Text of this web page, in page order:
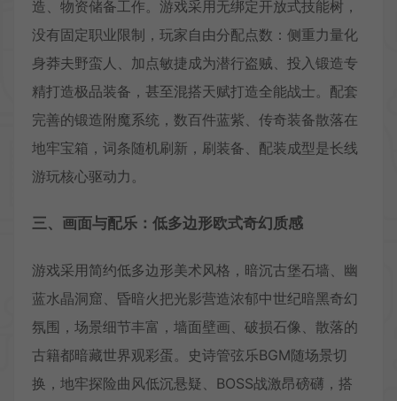
造、物资储备工作。游戏采用无绑定开放式技能树，
没有固定职业限制，玩家自由分配点数：侧重力量化
身莽夫野蛮人、加点敏捷成为潜行盗贼、投入锻造专
精打造极品装备，甚至混搭天赋打造全能战士。配套
完善的锻造附魔系统，数百件蓝紫、传奇装备散落在
地牢宝箱，词条随机刷新，刷装备、配装成型是长线
游玩核心驱动力。
三、画面与配乐：低多边形欧式奇幻质感
游戏采用简约低多边形美术风格，暗沉古堡石墙、幽
蓝水晶洞窟、昏暗火把光影营造浓郁中世纪暗黑奇幻
氛围，场景细节丰富，墙面壁画、破损石像、散落的
古籍都暗藏世界观彩蛋。史诗管弦乐BGM随场景切
换，地牢探险曲风低沉悬疑、BOSS战激昂磅礴，搭